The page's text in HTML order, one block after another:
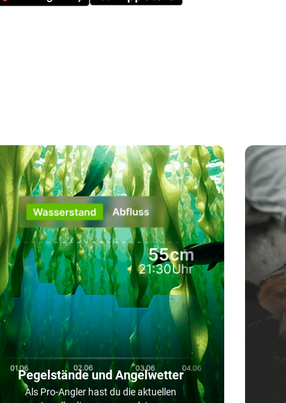
Pegelstände und Angelwetter
Als Pro-Angler hast du die aktuellen